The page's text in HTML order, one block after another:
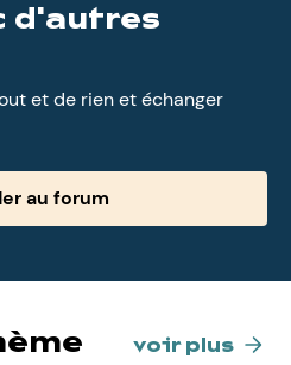
d'autres
et de rien et échanger
au forum
voir plus